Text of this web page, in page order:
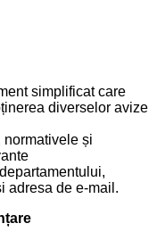
simplificat care
diverselor avize
normativele și
adresa de e-mail.